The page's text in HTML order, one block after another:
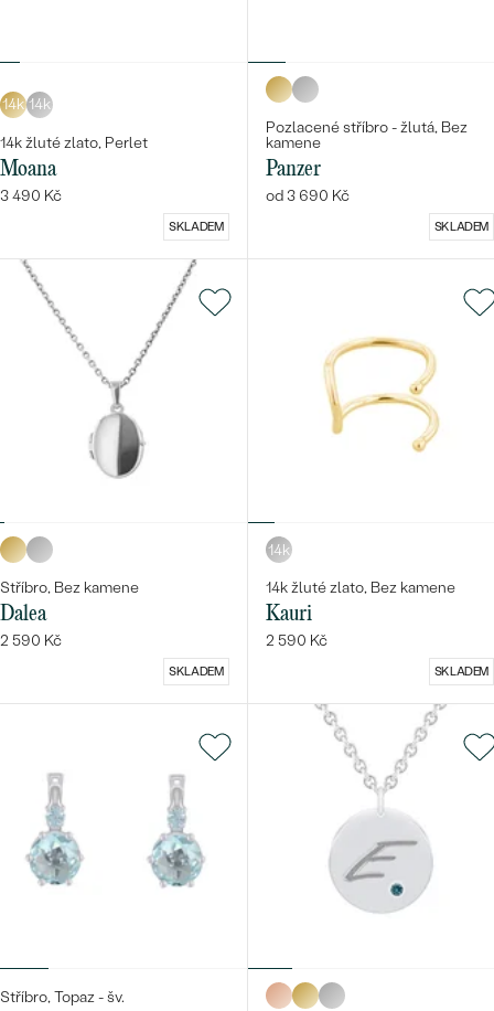
14k 14k
14k žluté zlato, Perlet
Moana
3 490 Kč
SKLADEM
Pozlacené stříbro - žlutá, Bez
kamene
Panzer
od 3 690 Kč
SKLADEM
Stříbro, Bez kamene
Dalea
2 590 Kč
SKLADEM
14k
14k žluté zlato, Bez kamene
Kauri
2 590 Kč
SKLADEM
Stříbro, Topaz - šv.